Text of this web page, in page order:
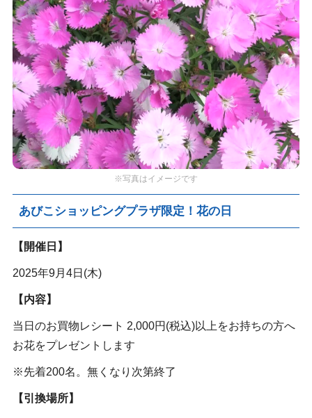
※写真はイメージです
あびこショッピングプラザ限定！花の日
【開催日】
2025年9月4日(木)
【内容】
当日のお買物レシート 2,000円(税込)以上をお持ちの方へ
お花をプレゼントします
※先着200名。無くなり次第終了
【引換場所】